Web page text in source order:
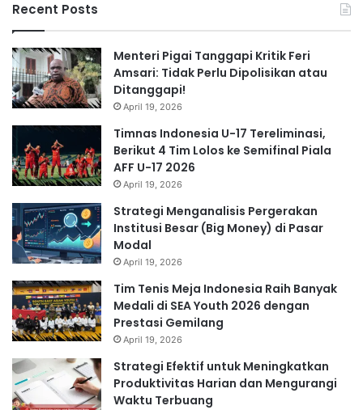
Recent Posts
Menteri Pigai Tanggapi Kritik Feri
Amsari: Tidak Perlu Dipolisikan atau
Ditanggapi!
April 19, 2026
Timnas Indonesia U-17 Tereliminasi,
Berikut 4 Tim Lolos ke Semifinal Piala
AFF U-17 2026
April 19, 2026
Strategi Menganalisis Pergerakan
Institusi Besar (Big Money) di Pasar
Modal
April 19, 2026
Tim Tenis Meja Indonesia Raih Banyak
Medali di SEA Youth 2026 dengan
Prestasi Gemilang
April 19, 2026
Strategi Efektif untuk Meningkatkan
Produktivitas Harian dan Mengurangi
Waktu Terbuang